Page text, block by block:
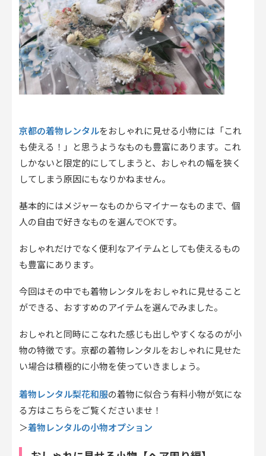
京都の着物レンタルをおしゃれに見せる小物には「これ
も使える！」と思うようなものも豊富にあります。これ
しかないと限定的にしてしまうと、おしゃれの幅を狭く
してしまう原因にもなりかねません。
基本的にはメジャーなものからマイナーなものまで、個
人の自由で好きなものを選んでOKです。
おしゃれだけでなく便利なアイテムとしても使えるもの
も豊富にあります。
今回はその中でも着物レンタルをおしゃれに見せること
ができる、おすすめのアイテムを選んでみました。
おしゃれと同時にこなれた感じも出しやすくなるのが小
物の特徴です。京都の着物レンタルをおしゃれに見せた
い場合は積極的に小物を使っていきましょう。
着物レンタル梨花和服の着物に似合う有料小物が気にな
る方はこちらをご覧くださいませ！
＞着物レンタルの小物オプション